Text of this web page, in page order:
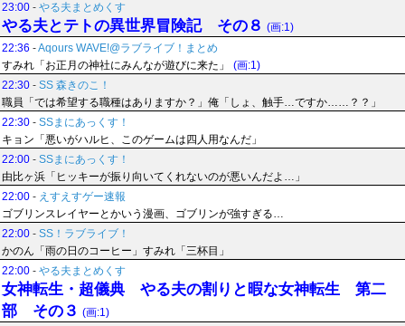
23:00 - やる夫まとめくす
やる夫とテトの異世界冒険記 その８ (画:1)
22:36 -Aqours WAVE!@ラブライブ！まとめ
すみれ「お正月の神社にみんなが遊びに来た」
(画:1)
22:30 - SS 森きのこ！
職員「では希望する職種はありますか？」俺「しょ、触手…ですか……？？」
22:30 - SSまにあっくす！
キョン「悪いがハルヒ、このゲームは四人用なんだ」
22:00 - SSまにあっくす！
由比ヶ浜「ヒッキーが振り向いてくれないのが悪いんだよ…」
22:00 - えすえすゲー速報
ゴブリンスレイヤーとかいう漫画、ゴブリンが強すぎる…
22:00 - SS！ラブライブ！
かのん「雨の日のコーヒー」すみれ「三杯目」
22:00 - やる夫まとめくす
女神転生・超儀典 やる夫の割りと暇な女神転生 第二
部 その３ (画:1)